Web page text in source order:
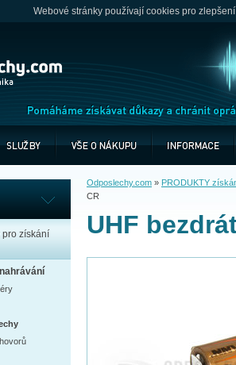
Webové stránky používají cookies pro
pro získání
Odposlechy.com » PRODUKTY
CR
UHF